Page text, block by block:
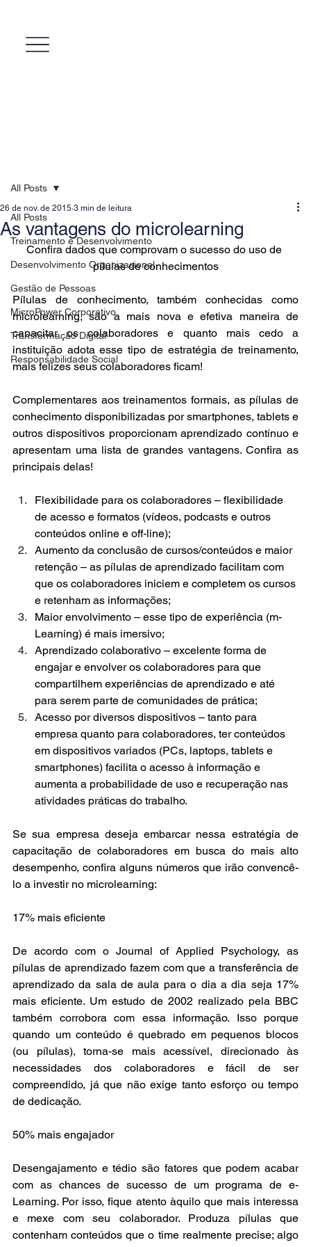
All Posts
Treinamento e Desenvolvimento
Desenvolvimento Organizacional
Gestão de Pessoas
MicroPower Corporativo
Transformação Digital
Responsabilidade Social
All Posts
As vantagens do microlearning
26 de nov. de 2015 3 min de leitura
Confira dados que comprovam o sucesso do uso de
pílulas de conhecimentos
Pílulas de conhecimento, também conhecidas como
microlearning, são a mais nova e efetiva maneira de
capacitar os colaboradores e quanto mais cedo a
instituição adota esse tipo de estratégia de treinamento,
mais felizes seus colaboradores ficam!
Complementares aos treinamentos formais, as pílulas de
conhecimento disponibilizadas por smartphones, tablets e
outros dispositivos proporcionam aprendizado contínuo e
apresentam uma lista de grandes vantagens. Confira as
principais delas!
Flexibilidade para os colaboradores – flexibilidade
de acesso e formatos (vídeos, podcasts e outros
conteúdos online e off-line);
Aumento da conclusão de cursos/conteúdos e maior
retenção – as pílulas de aprendizado facilitam com
que os colaboradores iniciem e completem os cursos
e retenham as informações;
Maior envolvimento – esse tipo de experiência (m-
Learning) é mais imersivo;
Aprendizado colaborativo – excelente forma de
engajar e envolver os colaboradores para que
compartilhem experiências de aprendizado e até
para serem parte de comunidades de prática;
Acesso por diversos dispositivos – tanto para
empresa quanto para colaboradores, ter conteúdos
em dispositivos variados (PCs, laptops, tablets e
smartphones) facilita o acesso à informação e
aumenta a probabilidade de uso e recuperação nas
atividades práticas do trabalho.
Se sua empresa deseja embarcar nessa estratégia de
capacitação de colaboradores em busca do mais alto
desempenho, confira alguns números que irão convencê-
lo a investir no microlearning:
17% mais eficiente
De acordo com o Journal of Applied Psychology, as
pílulas de aprendizado fazem com que a transferência de
aprendizado da sala de aula para o dia a dia seja 17%
mais eficiente. Um estudo de 2002 realizado pela BBC
também corrobora com essa informação. Isso porque
quando um conteúdo é quebrado em pequenos blocos
(ou pílulas), torna-se mais acessível, direcionado às
necessidades dos colaboradores e fácil de ser
compreendido, já que não exige tanto esforço ou tempo
de dedicação.
50% mais engajador
Desengajamento e tédio são fatores que podem acabar
com as chances de sucesso de um programa de e-
Learning. Por isso, fique atento àquilo que mais interessa
e mexe com seu colaborador. Produza pílulas que
contenham conteúdos que o time realmente precise; algo